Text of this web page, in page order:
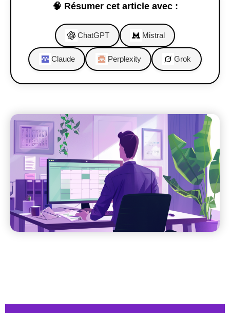
🧠 Résumer cet article avec :
ChatGPT Mistral
Claude Perplexity Grok